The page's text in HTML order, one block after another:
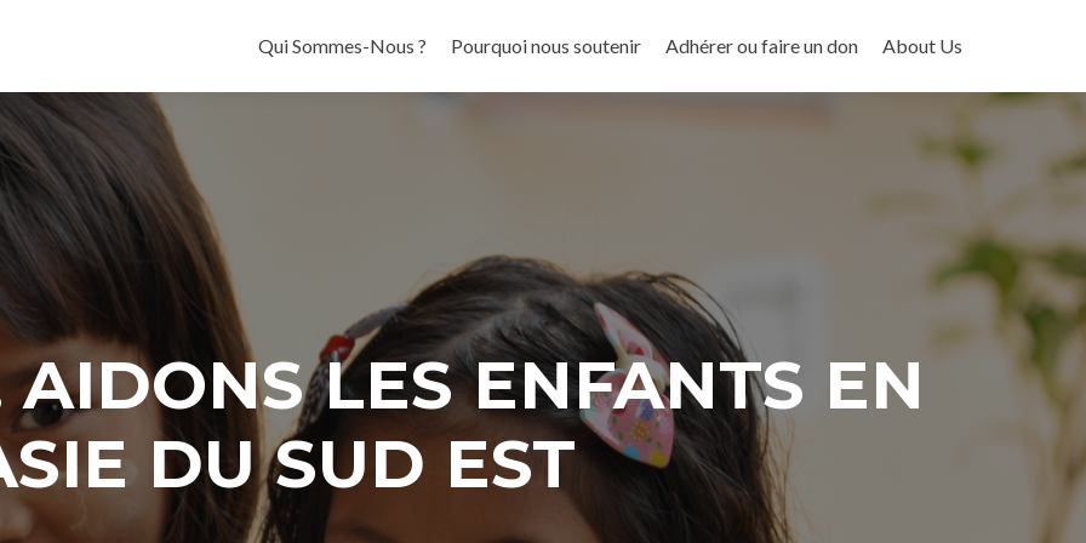
Qui Sommes-Nous ?
Pourquoi nous soutenir Adhérer ou faire un don About Us
AIDONS LES ENFANTS EN
DU SUD EST